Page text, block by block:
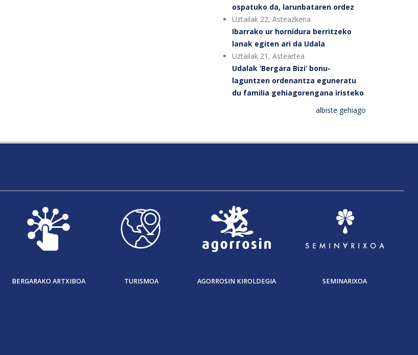
ospatuko da, larunbataren ordez
Uztailak 22, Asteazkena
Ibarrako ur hornidura berritzeko
lanak egiten ari da Udala
Uztailak 21, Asteartea
Udalak ‘Bergara Bizi’ bonu-
laguntzen ordenantza eguneratu
du familia gehiagorengana iristeko
albiste gehiago
BERGARAKO ARTXIBOA TURISMOA AGORROSIN KIROLDEGIA SEMINARIXOA